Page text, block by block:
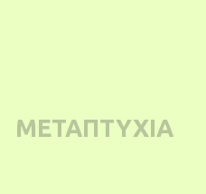
ΜΕΤΑΠΤΥΧΙΑ